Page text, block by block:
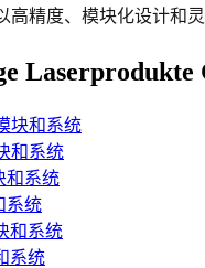
高精度、模块化设计和
Laserprodukte
和系统
系统
系统